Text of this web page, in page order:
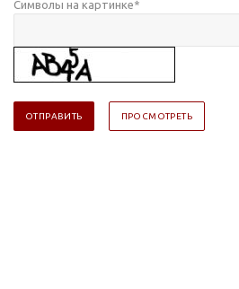
Символы на картинке*